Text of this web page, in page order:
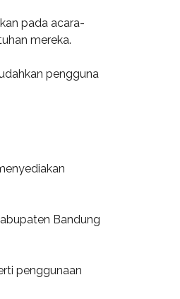
pada acara-
mereka.
pengguna
Bandung
penggunaan